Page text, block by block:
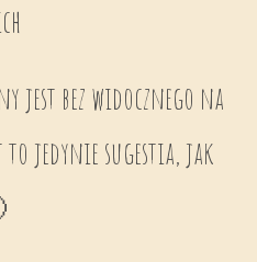
jest bez widocznego na
to jedynie sugestia, jak